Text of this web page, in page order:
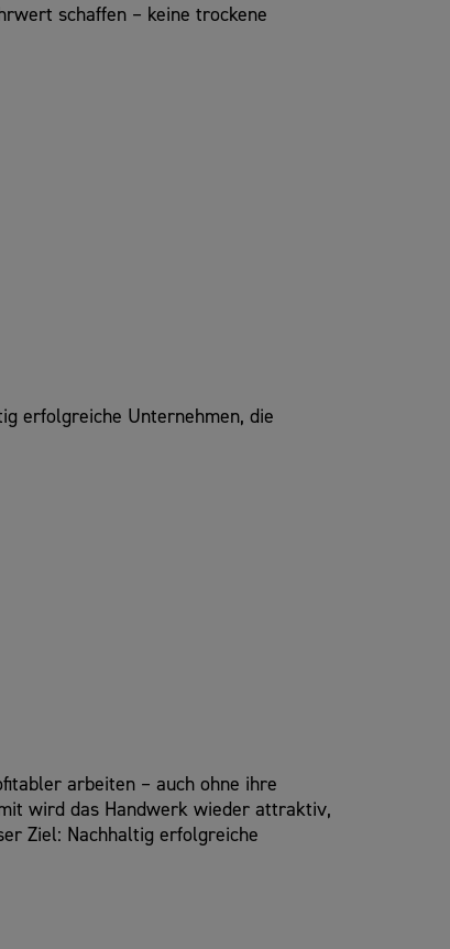
schaffen – keine trockene
erfolgreiche Unternehmen, die
arbeiten – auch ohne ihre
wird das Handwerk wieder attraktiv,
Ziel: Nachhaltig erfolgreiche